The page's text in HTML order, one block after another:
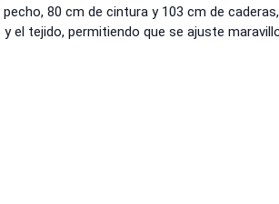
80 cm de cintura y 103 cm de
el tejido, permitiendo que se ajuste